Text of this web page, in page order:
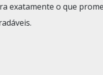
exatamente o que